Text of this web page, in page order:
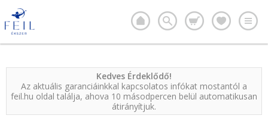
Kedves Érdeklődő!
Az aktuális garanciáinkkal kapcsolatos infókat mostantól a
feil.hu oldal találja, ahova 10 másodpercen belül automatikusan
átirányítjuk.